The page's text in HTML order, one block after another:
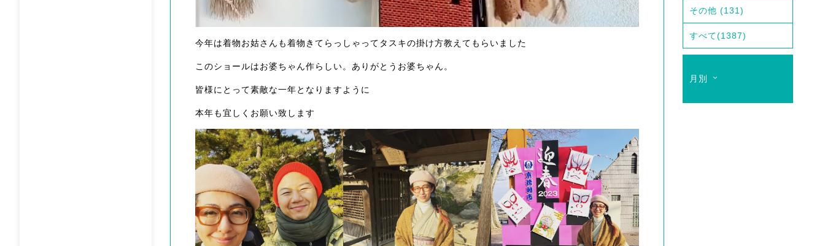
今年は着物お姑さんも着物きてらっしゃってタスキの掛け方教えてもらいました
このショールはお婆ちゃん作らしい。ありがとうお婆ちゃん。
皆様にとって素敵な一年となりますように
本年も宜しくお願い致します
その他 (131)
すべて(1387)
月別